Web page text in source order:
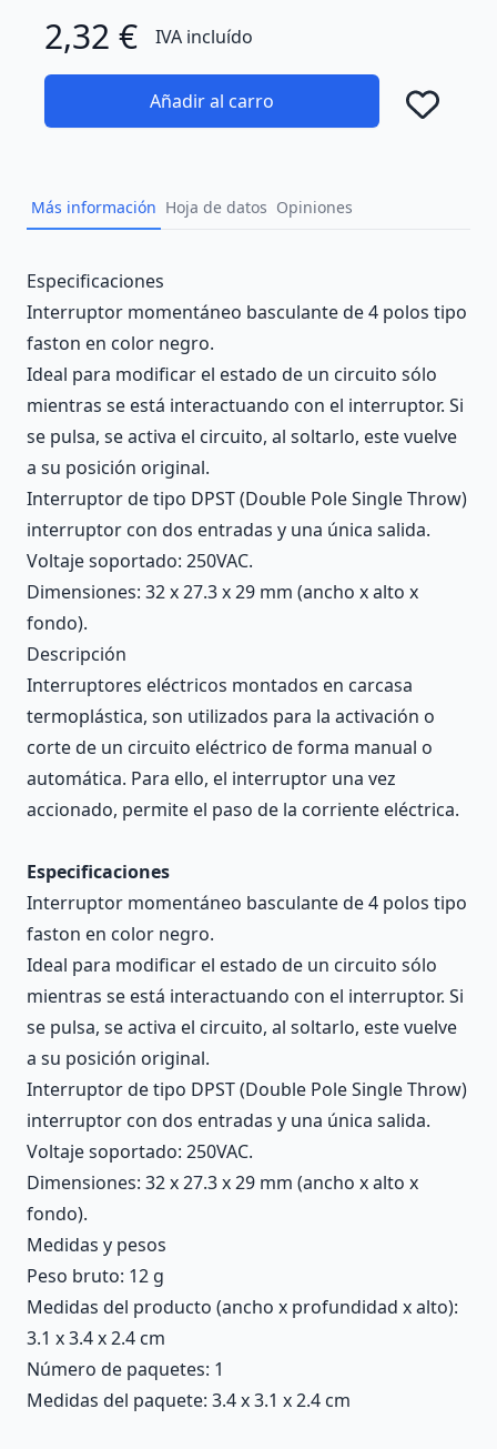
2,32 € IVA incluído
Añadir al carro
Más información Hoja de datos Opiniones
Description
Especificaciones
Interruptor momentáneo basculante de 4 polos tipo
faston en color negro.
Ideal para modificar el estado de un circuito sólo
mientras se está interactuando con el interruptor. Si
se pulsa, se activa el circuito, al soltarlo, este vuelve
a su posición original.
Interruptor de tipo DPST (Double Pole Single Throw)
interruptor con dos entradas y una única salida.
Voltaje soportado: 250VAC.
Dimensiones: 32 x 27.3 x 29 mm (ancho x alto x
fondo).
Descripción
Interruptores eléctricos montados en carcasa
termoplástica, son utilizados para la activación o
corte de un circuito eléctrico de forma manual o
automática. Para ello, el interruptor una vez
accionado, permite el paso de la corriente eléctrica.
Especificaciones
Interruptor momentáneo basculante de 4 polos tipo
faston en color negro.
Ideal para modificar el estado de un circuito sólo
mientras se está interactuando con el interruptor. Si
se pulsa, se activa el circuito, al soltarlo, este vuelve
a su posición original.
Interruptor de tipo DPST (Double Pole Single Throw)
interruptor con dos entradas y una única salida.
Voltaje soportado: 250VAC.
Dimensiones: 32 x 27.3 x 29 mm (ancho x alto x
fondo).
Medidas y pesos
Peso bruto: 12 g
Medidas del producto (ancho x profundidad x alto):
3.1 x 3.4 x 2.4 cm
Número de paquetes: 1
Medidas del paquete: 3.4 x 3.1 x 2.4 cm